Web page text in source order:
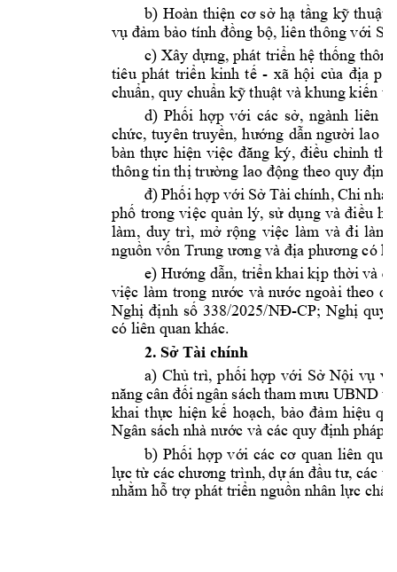
b) Hoàn thiện cơ sở hạ tầng kỹ thuật,
vụ đảm bảo tính đồng bộ, liên thông với
c) Xây dựng, phát triển hệ thống
tiêu phát triển kinh tế - xã hội của địa
chuẩn, quy chuẩn kỹ thuật và khung kiến
d) Phối hợp với các sở, ngành liên
chức, tuyên truyền, hướng dẫn người lao
bàn thực hiện việc đăng ký, điều chỉnh
thông tin thị trường lao động theo quy định.
đ) Phối hợp với Sở Tài chính, Chi
phố trong việc quản lý, sử dụng và điều
làm, duy trì, mở rộng việc làm và đi làm
nguồn vốn Trung ương và địa phương có
e) Hướng dẫn, triển khai kịp thời và
việc làm trong nước và nước ngoài theo
Nghị định số 338/2025/NĐ-CP; Nghị
có liên quan khác.
2. Sở Tài chính
a) Chủ trì, phối hợp với Sở Nội vụ
năng cân đối ngân sách tham mưu UBND
khai thực hiện kế hoạch, bảo đảm hiệu
Ngân sách nhà nước và các quy định pháp
b) Phối hợp với các cơ quan liên
lực từ các chương trình, dự án đầu tư, các
nhằm hỗ trợ phát triển nguồn nhân lực chất